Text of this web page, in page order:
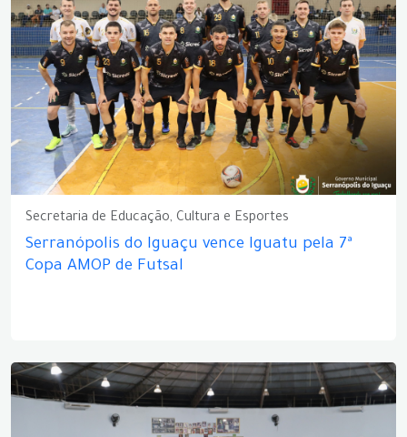
Secretaria de Educação, Cultura e Esportes
Serranópolis do Iguaçu vence Iguatu pela 7ª
Copa AMOP de Futsal